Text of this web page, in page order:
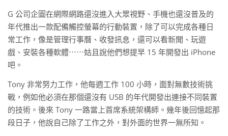
G 公司企圖在網際網路還沒進入大眾視野、手機也還沒普及的
年代推出一款配備觸控螢幕的行動裝置，除了可以完成各種日
常工作，像是管理行事曆、收發訊息，還可以看新聞、玩遊
戲、安裝各種軟體⋯⋯姑且說他們想提早 15 年開發出 iPhone
吧。
Tony 非常努力工作，他每週工作 100 小時，面對無數技術挑
戰，例如他必須在那個還沒有 USB 的年代開發出連接不同裝置
的技術。後來 Tony 一路當上首席系統架構師。幾年後回憶起那
段日子，他說自己除了工作之外，對外面的世界一無所知。